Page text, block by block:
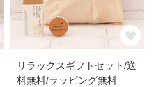
リラックスギフトセット/送
料無料/ラッピング無料